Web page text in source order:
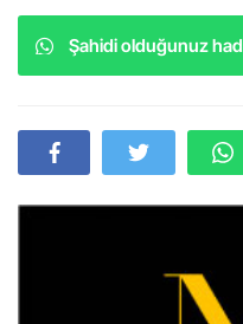
Şahidi olduğunuz